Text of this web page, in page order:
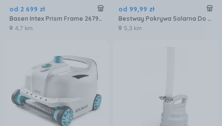
od 2 699 zł
Basen Intex Prism Frame 26798 610x305x122cm
4,7 km
od 99,99 zł
Bestway Pokrywa Solarna Do Basenu 366cm 58242
5,3 km